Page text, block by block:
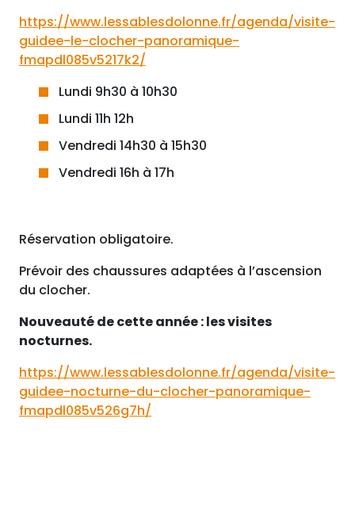
https://www.lessablesdolonne.fr/agenda/visite-
guidee-le-clocher-panoramique-
fmapdl085v5217k2/
Lundi 9h30 à 10h30
Lundi 11h 12h
Vendredi 14h30 à 15h30
Vendredi 16h à 17h
Réservation obligatoire.
Prévoir des chaussures adaptées à l’ascension
du clocher.
Nouveauté de cette année : les visites
nocturnes.
https://www.lessablesdolonne.fr/agenda/visite-
guidee-nocturne-du-clocher-panoramique-
fmapdl085v526g7h/